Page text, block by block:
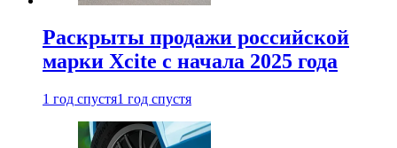
Раскрыты продажи российской
марки Xcite с начала 2025 года
1 год спустя1 год спустя